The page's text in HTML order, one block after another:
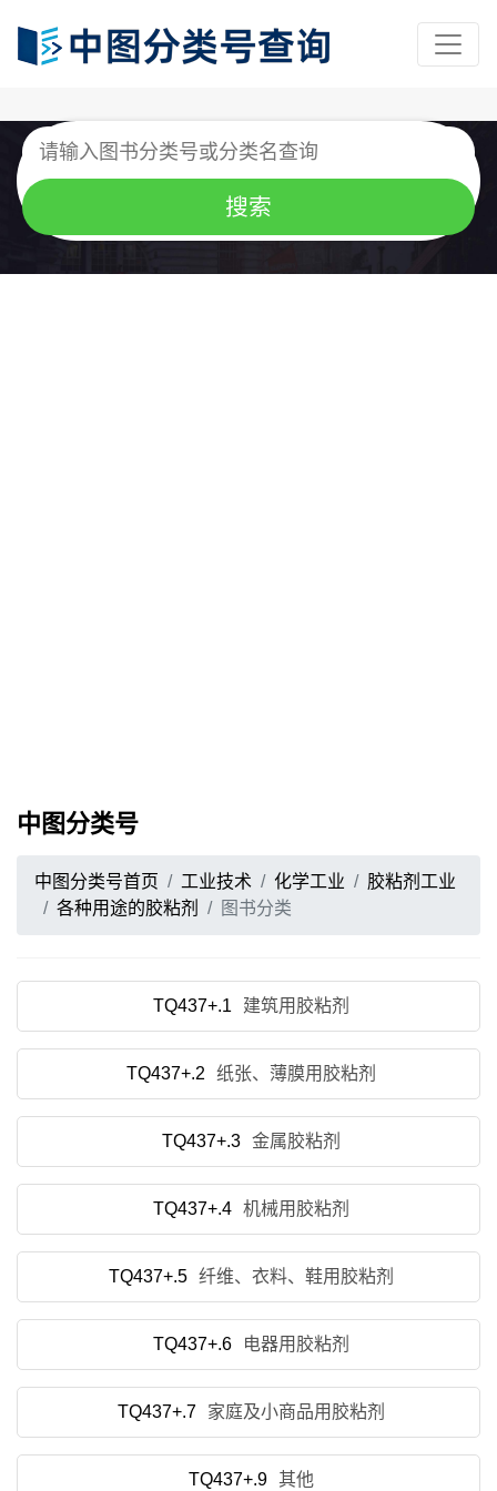
中图分类号
中图分类号首页 工业技术 化学工业
胶粘剂工业
各种用途的胶粘剂
图书分类
TQ437+.1 建筑用胶粘剂
TQ437+.2 纸张、薄膜用胶粘剂
TQ437+.3 金属胶粘剂
TQ437+.4 机械用胶粘剂
TQ437+.5 纤维、衣料、鞋用胶粘剂
TQ437+.6 电器用胶粘剂
TQ437+.7 家庭及小商品用胶粘剂
TQ437+.9 其他